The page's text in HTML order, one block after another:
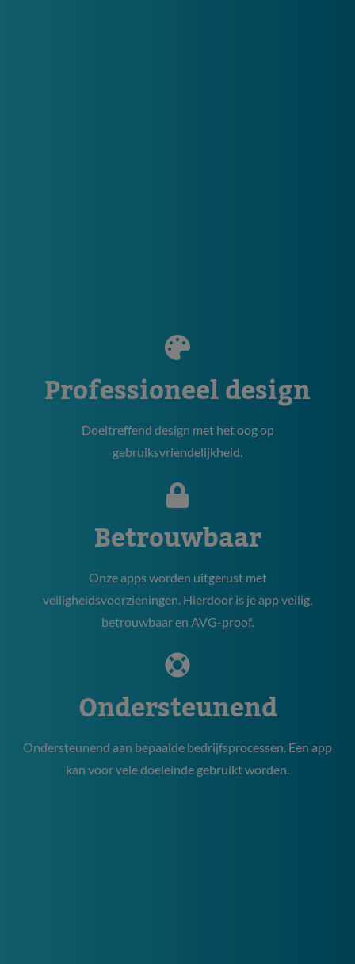
Professioneel design
Doeltreffend design met het oog op
gebruiksvriendelijkheid.
Betrouwbaar
Onze apps worden uitgerust met
veiligheidsvoorzieningen. Hierdoor is je app veilig,
betrouwbaar en AVG-proof.
Ondersteunend
Ondersteunend aan bepaalde bedrijfsprocessen. Een app
kan voor vele doeleinde gebruikt worden.